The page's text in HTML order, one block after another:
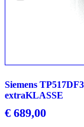
Siemens
extraKLASSE
€ 689,00